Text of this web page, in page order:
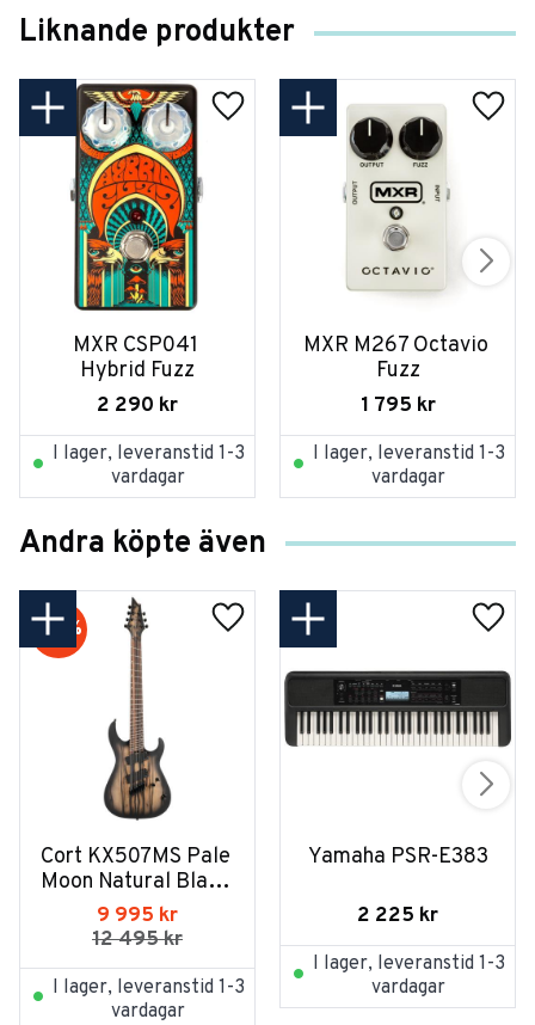
Liknande produkter
MXR CSP041
Hybrid Fuzz
2 290 kr
I lager, leveranstid 1-3
vardagar
MXR M267 Octavio
Fuzz
1 795 kr
I lager, leveranstid 1-3
vardagar
Andra köpte även
Cort KX507MS Pale
Moon Natural Black
Burst
9 995 kr
12 495kr
20 %
I lager, leveranstid 1-3
vardagar
Yamaha PSR-E383
2 225 kr
I lager, leveranstid 1-3
vardagar